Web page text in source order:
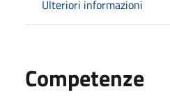
Ulteriori informazioni
Competenze